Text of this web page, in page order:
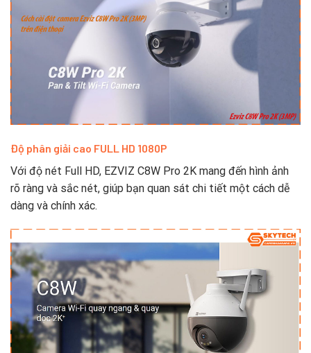
Độ phân giải cao FULL HD 1080P
Với độ nét Full HD, EZVIZ C8W Pro 2K mang đến hình ảnh
rõ ràng và sắc nét, giúp bạn quan sát chi tiết một cách dễ
dàng và chính xác.